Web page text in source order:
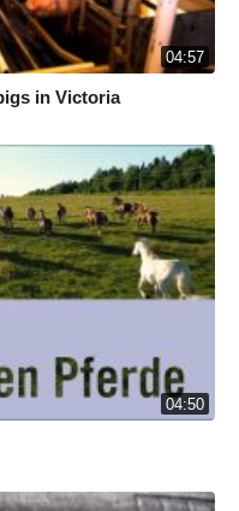
04:57
in Victoria
04:50